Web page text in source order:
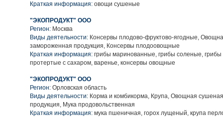
Краткая информация: овощи сушеные
"ЭКОПРОДУКТ" ООО
Регион: Москва
Виды деятельности: Консервы плодово-фруктово-ягодные,
замороженная продукция, Консервы плодоовощные
Краткая информация: грибы маринованные, грибы соленые,
протертые с сахаром, варенье, консервы овощные
"ЭКОПРОДУКТ" ООО
Регион: Орловская область
Виды деятельности: Корма и комбикорма, Крупа, Овощная
продукция, Мука продовольственная
Краткая информация: мука пшеничная, горох лущеный, крупа